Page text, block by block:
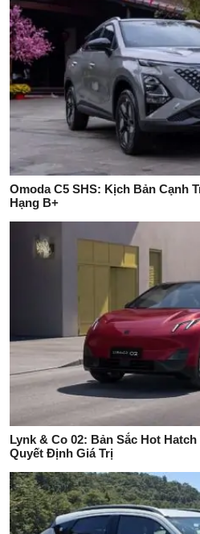
Omoda C5 SHS: Kịch Bản Cạnh
Hạng B+
Lynk & Co 02: Bản Sắc Hot
Quyết Định Giá Trị